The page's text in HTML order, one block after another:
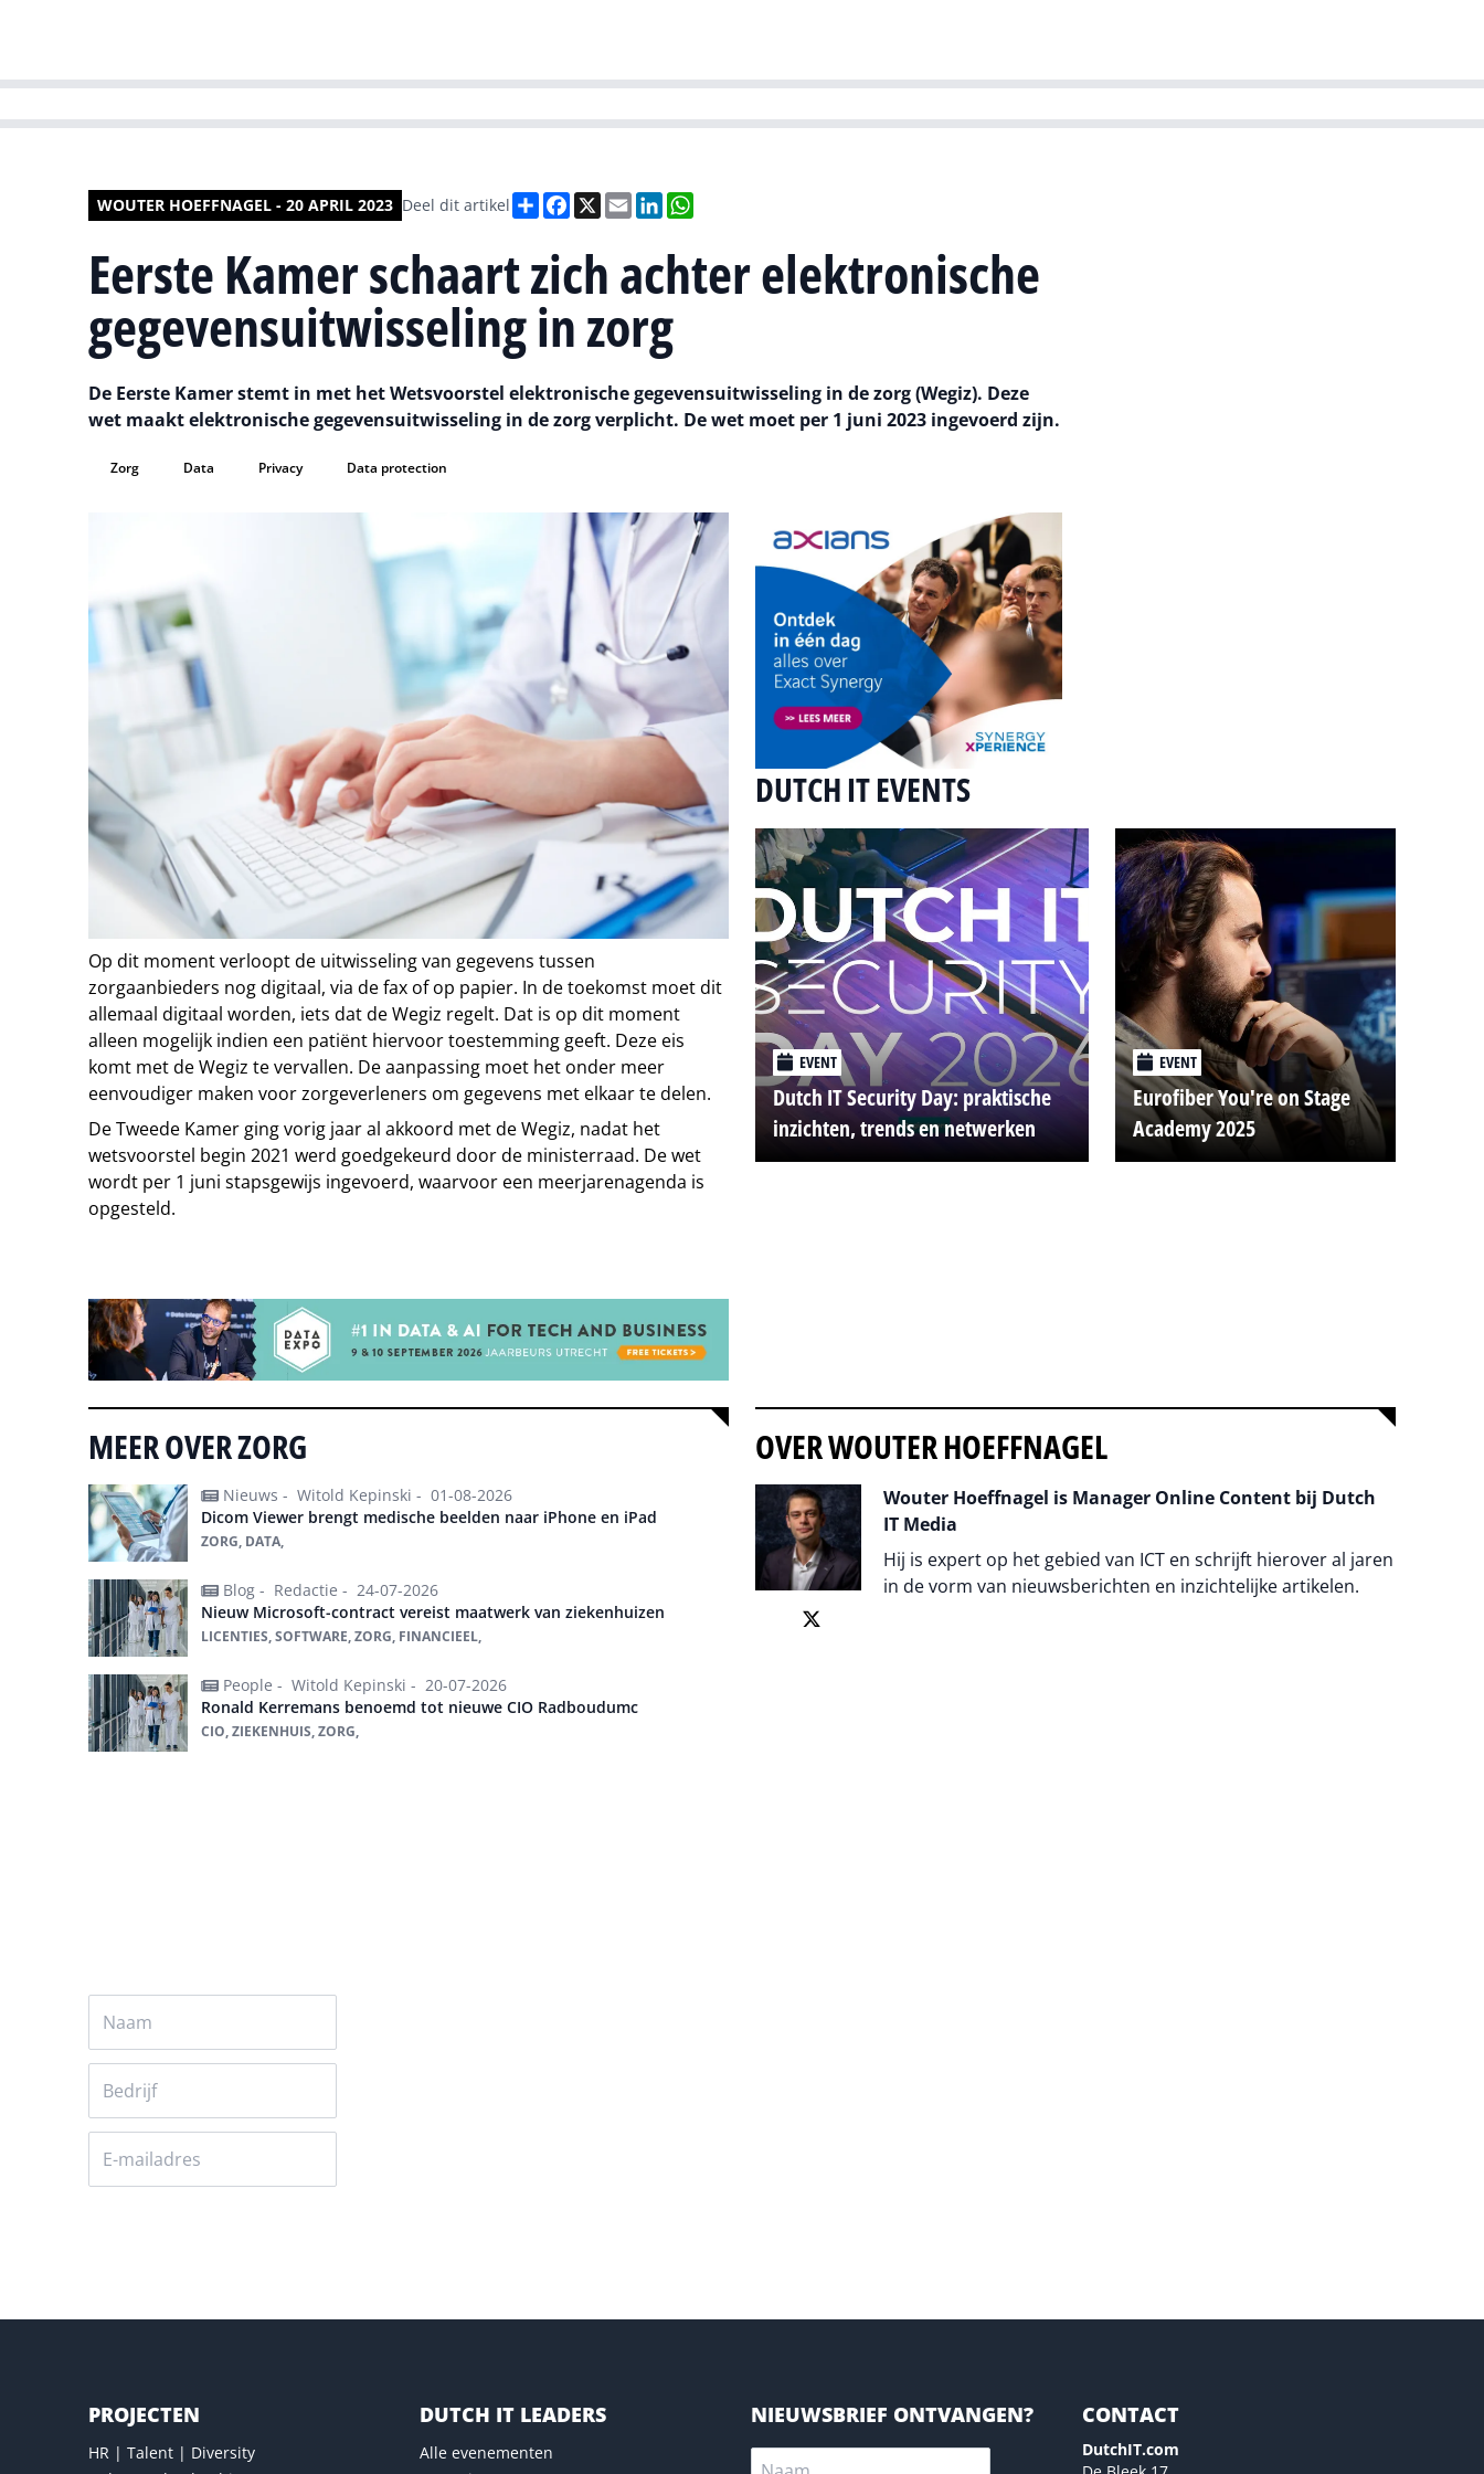
WOUTER HOEFFNAGEL - 20 APRIL 2023 Deel dit artikel DeelFacebook
X EmailLinkedIn
Eerste Kamer schaart zich achter elektronische
gegevensuitwisseling in zorg
De Eerste Kamer stemt in met het Wetsvoorstel elektronische gegevensuitwisseling in de zorg (Wegiz). Deze
wet maakt elektronische gegevensuitwisseling in de zorg verplicht. De wet moet per 1 juni 2023 ingevoerd zijn.
Zorg Data Privacy Data protection
Op dit moment verloopt de uitwisseling van gegevens tussen
zorgaanbieders nog digitaal, via de fax of op papier. In de toekomst moet dit
allemaal digitaal worden, iets dat de Wegiz regelt. Dat is op dit moment
alleen mogelijk indien een patiënt hiervoor toestemming geeft. Deze eis
komt met de Wegiz te vervallen. De aanpassing moet het onder meer
eenvoudiger maken voor zorgeverleners om gegevens met elkaar te delen.
De Tweede Kamer ging vorig jaar al akkoord met de Wegiz, nadat het
wetsvoorstel begin 2021 werd goedgekeurd door de ministerraad. De wet
wordt per 1 juni stapsgewijs ingevoerd, waarvoor een meerjarenagenda is
opgesteld.
DUTCH IT EVENTS
EVENT
Dutch IT Security Day: praktische
inzichten, trends en netwerken
EVENT
Eurofiber You're on Stage
Academy 2025
MEER OVER ZORG
Nieuws - Witold Kepinski - 01-08-2026
Dicom Viewer brengt medische beelden naar iPhone en iPad
ZORG, DATA,
Blog - Redactie - 24-07-2026
Nieuw Microsoft-contract vereist maatwerk van ziekenhuizen
LICENTIES, SOFTWARE, ZORG, FINANCIEEL,
People - Witold Kepinski - 20-07-2026
Ronald Kerremans benoemd tot nieuwe CIO Radboudumc
CIO, ZIEKENHUIS, ZORG,
OVER WOUTER HOEFFNAGEL
Wouter Hoeffnagel is Manager Online Content bij Dutch
IT Media
Hij is expert op het gebied van ICT en schrijft hierover al jaren
in de vorm van nieuwsberichten en inzichtelijke artikelen.
PROJECTEN
HR | Talent | Diversity
DUTCH IT LEADERS
Alle evenementen
NIEUWSBRIEF ONTVANGEN? CONTACT
DutchIT.com